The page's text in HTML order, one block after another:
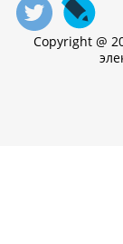
Copyright @